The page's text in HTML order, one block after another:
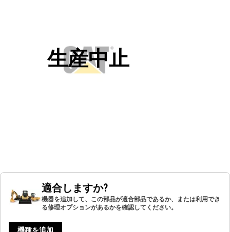
生産中止
適合しますか?
機器を追加して、この部品が適合部品であるか、または利用でき
る修理オプションがあるかを確認してください。
機種を追加